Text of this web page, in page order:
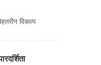
विकल्प